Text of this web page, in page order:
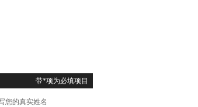
带*项为必填项目
您的真实姓名